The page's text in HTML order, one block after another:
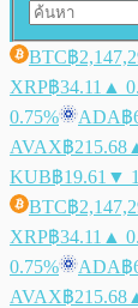
BTC฿
XRP฿34.11 ▲
0.75%
ADA฿
AVAX฿215.68
KUB฿19.61 ▼
BTC฿
XRP฿34.11 ▲
0.75%
ADA฿
AVAX฿215.68